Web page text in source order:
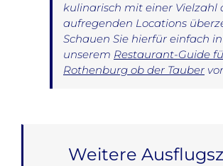
kulinarisch mit einer Vielzahl
aufregenden Locations
Schauen Sie hierfür einfach in
unserem Restaurant-Guide
Rothenburg ob der Tauber
Weitere